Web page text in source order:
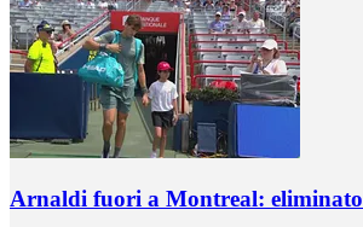
Arnaldi fuori a Montreal: